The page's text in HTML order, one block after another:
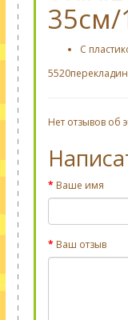
С
Нет отзывов об
Ваше имя
Ваш отзыв